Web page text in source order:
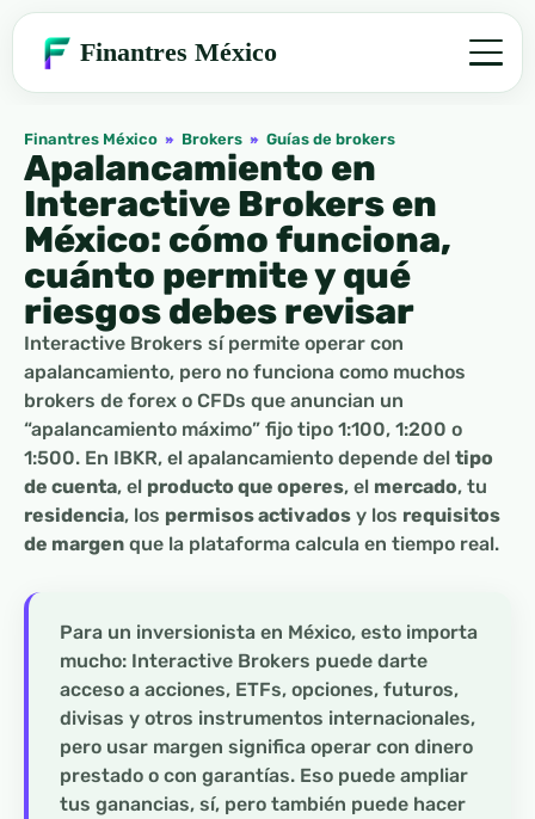
Finantres México
Finantres México » Brokers » Guías de brokers
Apalancamiento en
Interactive Brokers en
México: cómo funciona,
cuánto permite y qué
riesgos debes revisar
Interactive Brokers sí permite operar con
apalancamiento, pero no funciona como muchos
brokers de forex o CFDs que anuncian un
“apalancamiento máximo” fijo tipo 1:100, 1:200 o
1:500. En IBKR, el apalancamiento depende del tipo
de cuenta, el producto que operes, el mercado, tu
residencia, los permisos activados y los requisitos
de margen que la plataforma calcula en tiempo real.
Para un inversionista en México, esto importa
mucho: Interactive Brokers puede darte
acceso a acciones, ETFs, opciones, futuros,
divisas y otros instrumentos internacionales,
pero usar margen significa operar con dinero
prestado o con garantías. Eso puede ampliar
tus ganancias, sí, pero también puede hacer